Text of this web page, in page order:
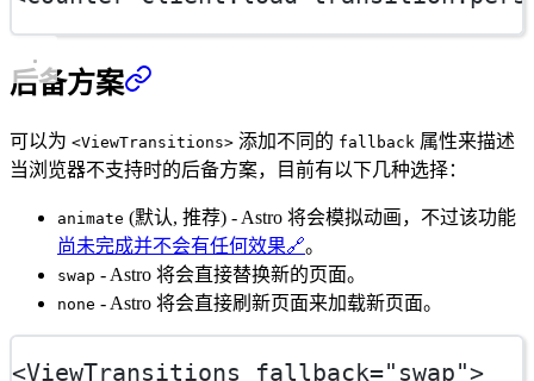
后备方案
可以为 <ViewTransitions> 添加不同的 fallback 属性来描述
当浏览器不支持时的后备方案，目前有以下几种选择：
animate (默认, 推荐) - Astro 将会模拟动画，不过该功能
尚未完成并不会有任何效果🔗。
swap - Astro 将会直接替换新的页面。
none - Astro 将会直接刷新页面来加载新页面。
<ViewTransitions fallback="swap">